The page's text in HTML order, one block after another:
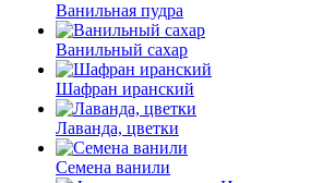
Ванильная пудра
Ванильный сахар
Шафран иранский
Лаванда, цветки
Семена ванили